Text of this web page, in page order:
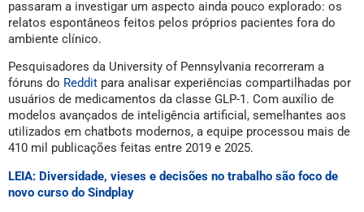
passaram a investigar um aspecto ainda pouco explorado: os
relatos espontâneos feitos pelos próprios pacientes fora do
ambiente clínico.
Pesquisadores da University of Pennsylvania recorreram a
fóruns do Reddit para analisar experiências compartilhadas por
usuários de medicamentos da classe GLP-1. Com auxílio de
modelos avançados de inteligência artificial, semelhantes aos
utilizados em chatbots modernos, a equipe processou mais de
410 mil publicações feitas entre 2019 e 2025.
LEIA: Diversidade, vieses e decisões no trabalho são foco de
novo curso do Sindplay